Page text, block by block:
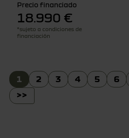
Precio financiado
18.990 €
*sujeto a condiciones de
financiación
1 2 3 4 5 6
>>